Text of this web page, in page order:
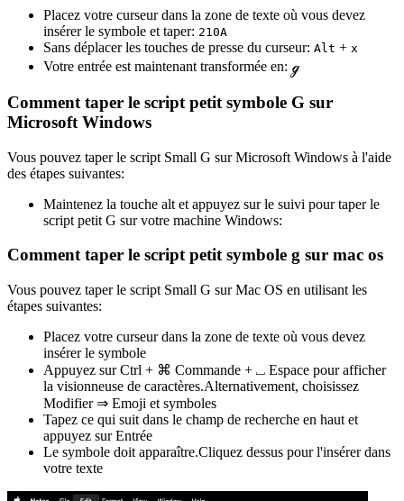
Placez votre curseur dans la zone de texte où vous devez
insérer le symbole et taper: 210A
Sans déplacer les touches de presse du curseur: Alt + x
Votre entrée est maintenant transformée en: ℊ
Comment taper le script petit symbole G sur
Microsoft Windows
Vous pouvez taper le script Small G sur Microsoft Windows à l'aide
des étapes suivantes:
Maintenez la touche alt et appuyez sur le suivi pour taper le
script petit G sur votre machine Windows:
Comment taper le script petit symbole g sur mac os
Vous pouvez taper le script Small G sur Mac OS en utilisant les
étapes suivantes:
Placez votre curseur dans la zone de texte où vous devez
insérer le symbole
Appuyez sur Ctrl + ⌘ Commande + ⎵ Espace pour afficher
la visionneuse de caractères.Alternativement, choisissez
Modifier ⇒ Emoji et symboles
Tapez ce qui suit dans le champ de recherche en haut et
appuyez sur Entrée
Le symbole doit apparaître.Cliquez dessus pour l'insérer dans
votre texte